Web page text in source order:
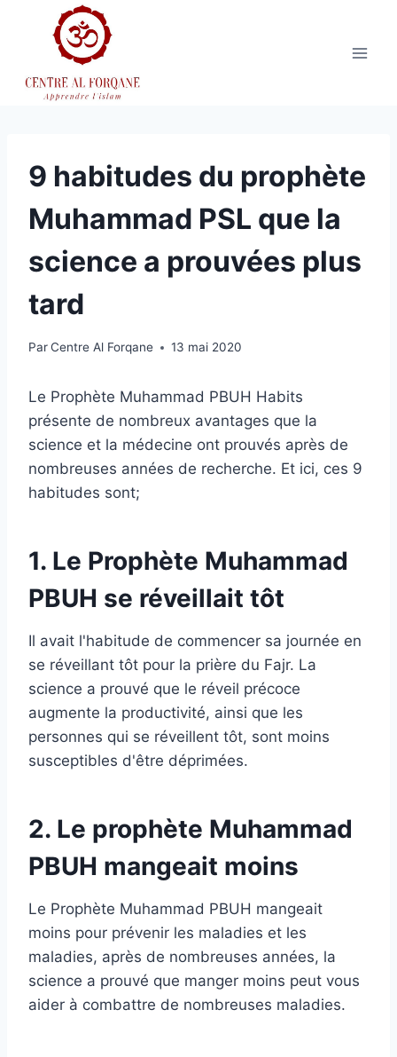
9 habitudes du prophète
Muhammad PSL que la
science a prouvées plus
tard
ParCentre Al Forqane 13 mai 2020
Le Prophète Muhammad PBUH Habits
présente de nombreux avantages que la
science et la médecine ont prouvés après de
nombreuses années de recherche. Et ici, ces 9
habitudes sont;
1. Le Prophète Muhammad
PBUH se réveillait tôt
Il avait l'habitude de commencer sa journée en
se réveillant tôt pour la prière du Fajr. La
science a prouvé que le réveil précoce
augmente la productivité, ainsi que les
personnes qui se réveillent tôt, sont moins
susceptibles d'être déprimées.
2. Le prophète Muhammad
PBUH mangeait moins
Le Prophète Muhammad PBUH mangeait
moins pour prévenir les maladies et les
maladies, après de nombreuses années, la
science a prouvé que manger moins peut vous
aider à combattre de nombreuses maladies.